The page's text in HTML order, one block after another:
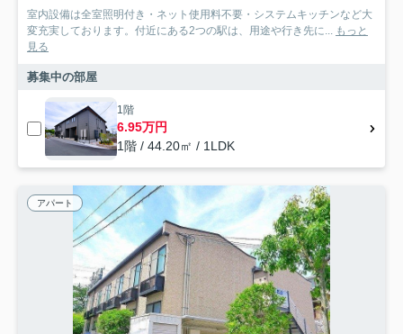
室内設備は全室照明付き・ネット使用料不要・システムキッチンなど大
変充実しております。付近にある2つの駅は、用途や行き先に... もっと
見る
募集中の部屋
1階
6.95万円
1階 / 44.20㎡ / 1LDK
アパート